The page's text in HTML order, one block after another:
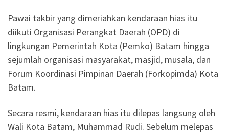
Pawai takbir yang dimeriahkan kendaraan hias itu
diikuti Organisasi Perangkat Daerah (OPD) di
lingkungan Pemerintah Kota (Pemko) Batam hingga
sejumlah organisasi masyarakat, masjid, musala, dan
Forum Koordinasi Pimpinan Daerah (Forkopimda) Kota
Batam.
Secara resmi, kendaraan hias itu dilepas langsung oleh
Wali Kota Batam, Muhammad Rudi. Sebelum melepas